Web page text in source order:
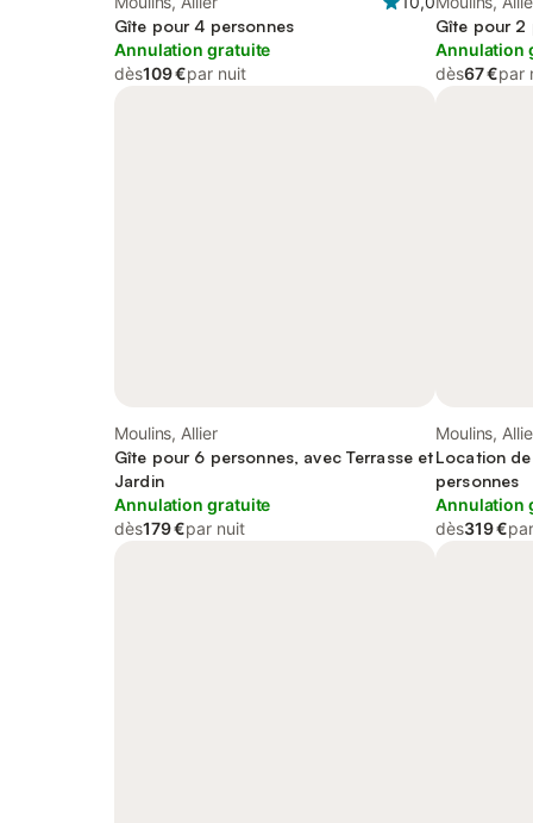
Gîte pour 4 personnes
Annulation gratuite
dès109 €par nuit
Gîte pour 2
Annulation
dès67 €par
Moulins, Allier
Gîte pour 6 personnes, avec Terrasse et
Jardin
Annulation gratuite
dès179 €par nuit
Moulins,
Location
personnes
Annulation
dès319 €